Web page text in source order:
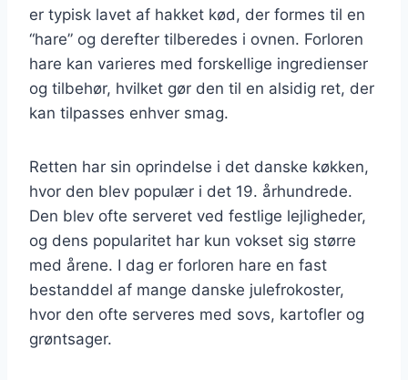
er typisk lavet af hakket kød, der formes til en
“hare” og derefter tilberedes i ovnen. Forloren
hare kan varieres med forskellige ingredienser
og tilbehør, hvilket gør den til en alsidig ret, der
kan tilpasses enhver smag.
Retten har sin oprindelse i det danske køkken,
hvor den blev populær i det 19. århundrede.
Den blev ofte serveret ved festlige lejligheder,
og dens popularitet har kun vokset sig større
med årene. I dag er forloren hare en fast
bestanddel af mange danske julefrokoster,
hvor den ofte serveres med sovs, kartofler og
grøntsager.